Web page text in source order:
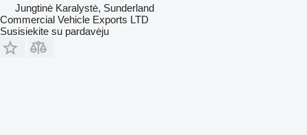
Jungtinė Karalystė, Sunderland
Commercial Vehicle Exports LTD
Susisiekite su pardavėju